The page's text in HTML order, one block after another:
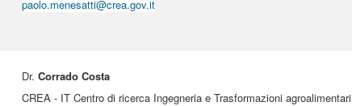
paolo.menesatti@crea.gov.it
Dr. Corrado Costa
CREA - IT Centro di ricerca Ingegneria e Trasformazioni agroalimentari